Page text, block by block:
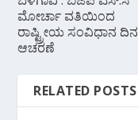
ಮೋರ್ಚಾ ವತಿಯಿಂದ
ರಾಷ್ಟ್ರೀಯ ಸಂವಿಧಾನ ದಿನ
ಆಚರಣೆ
RELATED POSTS